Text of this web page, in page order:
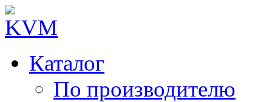
Каталог
По производителю